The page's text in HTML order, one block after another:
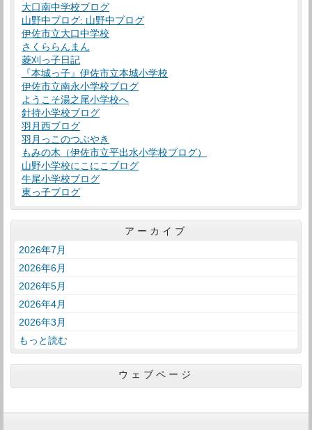
大口南中学校ブログ
山野中ブログ: 山野中ブログ
伊佐市立大口中学校
さくららんまん
菱刈っ子日記
『本城っ子』伊佐市立本城小学校
伊佐市立南永小学校ブログ
ようこそ湯之尾小学校へ
針持小学校ブログ
羽月西ブログ
羽月っこのつぶやき
もみの木（伊佐市立平出水小学校ブログ）
山野小学校にこにこブログ
牛尾小学校ブログ
東っ子ブログ
アーカイブ
2026年7月
2026年6月
2026年5月
2026年4月
2026年3月
もっと読む
ウェブページ